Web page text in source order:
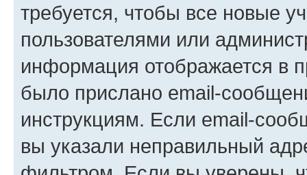
требуется, чтобы все новые
пользователями или
информация отображается в
было прислано email-
инструкциям. Если email-
вы указали неправильный